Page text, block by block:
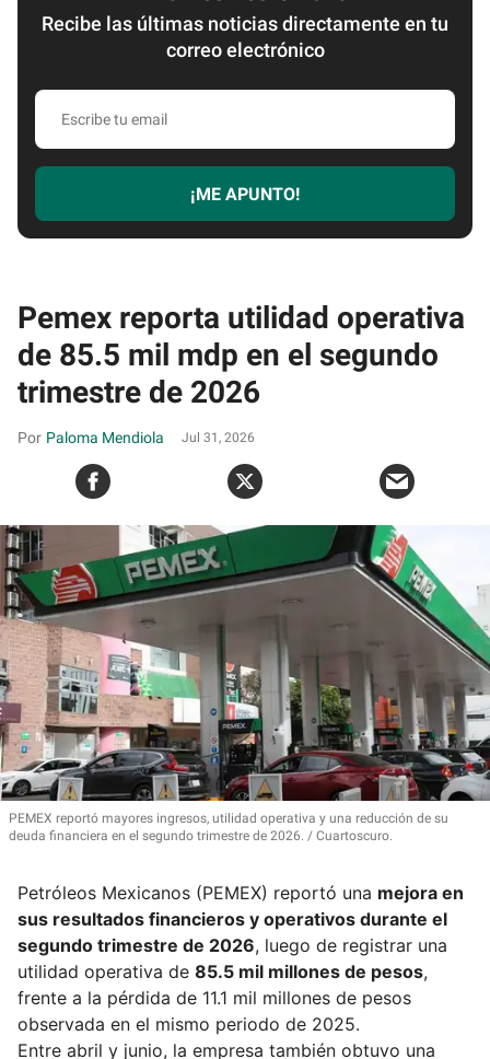
Recibe las últimas noticias directamente en tu
correo electrónico
Escribe
email
¡ME APUNTO!
Pemex reporta utilidad operativa
de 85.5 mil mdp en el segundo
trimestre de 2026
Paloma Mendiola Jul 31, 2026
PEMEX reportó mayores ingresos, utilidad operativa y una reducción de su
deuda financiera en el segundo trimestre de 2026.
Cuartoscuro.
Petróleos Mexicanos (PEMEX) reportó una mejora en
sus resultados financieros y operativos durante el
segundo trimestre de 2026, luego de registrar una
utilidad operativa de 85.5 mil millones de pesos,
frente a la pérdida de 11.1 mil millones de pesos
observada en el mismo periodo de 2025.
Entre abril y junio, la empresa también obtuvo una